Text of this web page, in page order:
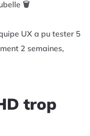
🗑️
UX a pu tester 5
2 semaines,
trop